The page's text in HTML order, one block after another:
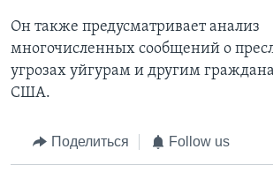
Он также предусматривает анализ
многочисленных сообщений о
угрозах уйгурам и другим
США.
Поделиться Follow us